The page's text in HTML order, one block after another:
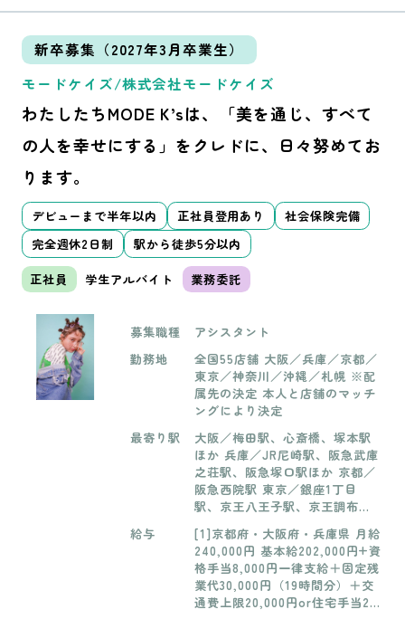
新卒募集（2027年3月卒業生）
モードケイズ/株式会社モードケイズ
わたしたちMODE K’sは、「美を通じ、すべて
の人を幸せにする」をクレドに、日々努めてお
ります。
デビューまで半年以内 正社員登用あり
社会保険完備
完全週休2日制
駅から徒歩5分以内
正社員 学生アルバイト 業務委託
募集職種
アシスタント
勤務地
全国55店舗 大阪／兵庫／京都／
東京／神奈川／沖縄／札幌 ※配
属先の決定 本人と店舗のマッチ
ングにより決定
最寄り駅
大阪／梅田駅、心斎橋、塚本駅
ほか 兵庫／JR尼崎駅、阪急武庫
之荘駅、阪急塚口駅ほか 京都／
阪急西院駅 東京／銀座1丁目
駅、京王八王子駅、京王調布駅
駅、相模大野駅 沖縄／おもろま
ち駅
給与
[1]京都府・大阪府・兵庫県 月給
240,000円 基本給202,000円+資
格手当8,000円一律支給＋固定残
業代30,000円（19時間分）＋交
通費上限20,000円or住宅手当20,